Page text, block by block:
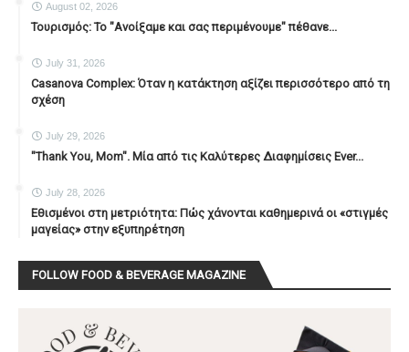
August 02, 2026
Τουρισμός: Το "Ανοίξαμε και σας περιμένουμε" πέθανε...
July 31, 2026
Casanova Complex: Όταν η κατάκτηση αξίζει περισσότερο από τη
σχέση
July 29, 2026
"Thank You, Mοm". Μία από τις Καλύτερες Διαφημίσεις Ever...
July 28, 2026
Εθισμένοι στη μετριότητα: Πώς χάνονται καθημερινά οι «στιγμές
μαγείας» στην εξυπηρέτηση
FOLLOW FOOD & BEVERAGE MAGAZINE